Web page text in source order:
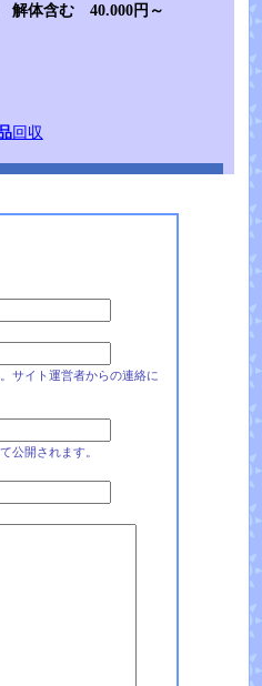
体含む 40.000円～
回収
サイト運営者からの連絡に
公開されます。